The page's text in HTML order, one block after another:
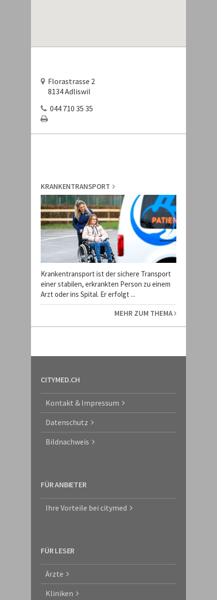
Florastrasse 2
8134 Adliswil
044 710 35 35
KRANKENTRANSPORT
Krankentransport ist der sichere Transport
einer stabilen, erkrankten Person zu einem
Arzt oder ins Spital. Er erfolgt ...
MEHR ZUM THEMA
CITYMED.CH
Kontakt & Impressum
Datenschutz
Bildnachweis
FÜR ANBIETER
Ihre Vorteile bei citymed
FÜR LESER
Ärzte
Kliniken